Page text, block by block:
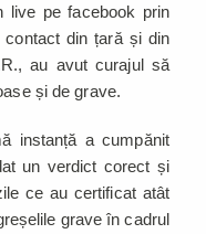
live pe facebook prin
din țară și din
au avut curajul să
și de grave.
instanță a cumpănit
un verdict corect și
ce au certificat atât
grave în cadrul